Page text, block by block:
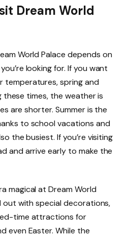
Dream World
World Palace depends on
looking for. If you want
temperatures, spring and
these times, the weather is
are shorter. Summer is the
to school vacations and
the busiest. If you’re visiting
and arrive early to make the
magical at Dream World
out with special decorations,
time attractions for
even Easter. While the